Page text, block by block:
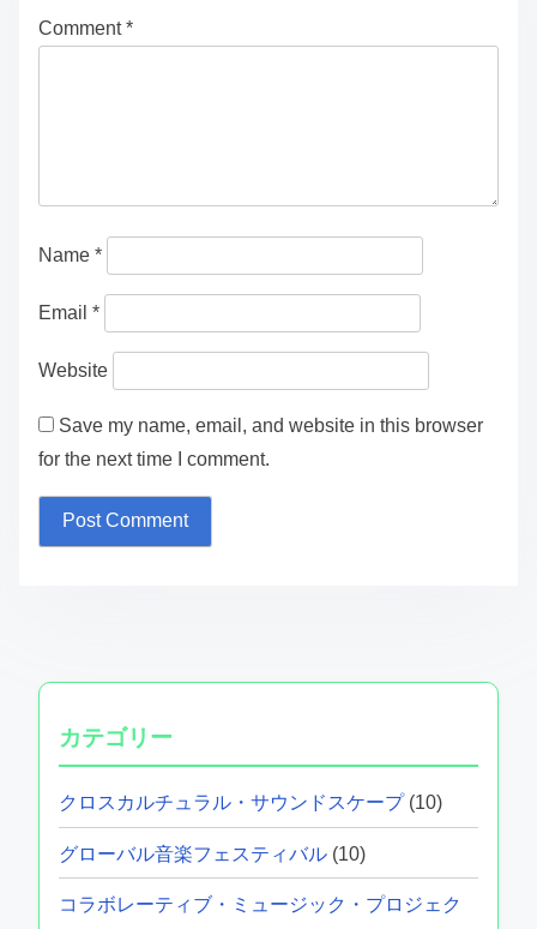
Comment*
Name *
Email *
Website
Save my name, email, and website in this browser
for the next time I comment.
カテゴリー
クロスカルチュラル・サウンドスケープ(10)
グローバル音楽フェスティバル (10)
コラボレーティブ・ミュージック・プロジェク